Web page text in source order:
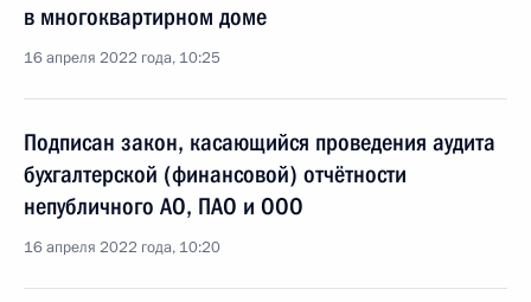
в многоквартирном доме
16 апреля 2022 года, 10:25
Подписан закон, касающийся проведения аудита
бухгалтерской (финансовой) отчётности
непубличного АО, ПАО и ООО
16 апреля 2022 года, 10:20